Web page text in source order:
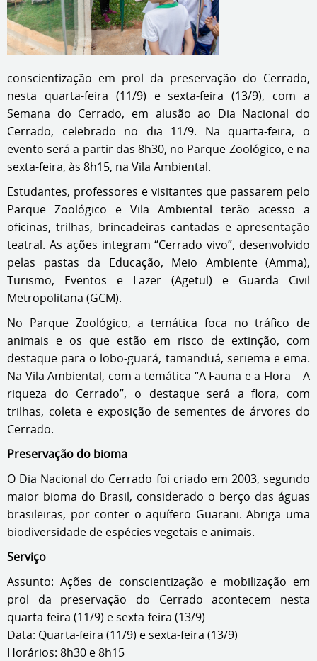
conscientização em prol da preservação do Cerrado,
nesta quarta-feira (11/9) e sexta-feira (13/9), com a
Semana do Cerrado, em alusão ao Dia Nacional do
Cerrado, celebrado no dia 11/9. Na quarta-feira, o
evento será a partir das 8h30, no Parque Zoológico, e na
sexta-feira, às 8h15, na Vila Ambiental.
Estudantes, professores e visitantes que passarem pelo
Parque Zoológico e Vila Ambiental terão acesso a
oficinas, trilhas, brincadeiras cantadas e apresentação
teatral. As ações integram “Cerrado vivo”, desenvolvido
pelas pastas da Educação, Meio Ambiente (Amma),
Turismo, Eventos e Lazer (Agetul) e Guarda Civil
Metropolitana (GCM).
No Parque Zoológico, a temática foca no tráfico de
animais e os que estão em risco de extinção, com
destaque para o lobo-guará, tamanduá, seriema e ema.
Na Vila Ambiental, com a temática “A Fauna e a Flora – A
riqueza do Cerrado”, o destaque será a flora, com
trilhas, coleta e exposição de sementes de árvores do
Cerrado.
Preservação do bioma
O Dia Nacional do Cerrado foi criado em 2003, segundo
maior bioma do Brasil, considerado o berço das águas
brasileiras, por conter o aquífero Guarani. Abriga uma
biodiversidade de espécies vegetais e animais.
Serviço
Assunto: Ações de conscientização e mobilização em
prol da preservação do Cerrado acontecem nesta
quarta-feira (11/9) e sexta-feira (13/9)
Data: Quarta-feira (11/9) e sexta-feira (13/9)
Horários: 8h30 e 8h15